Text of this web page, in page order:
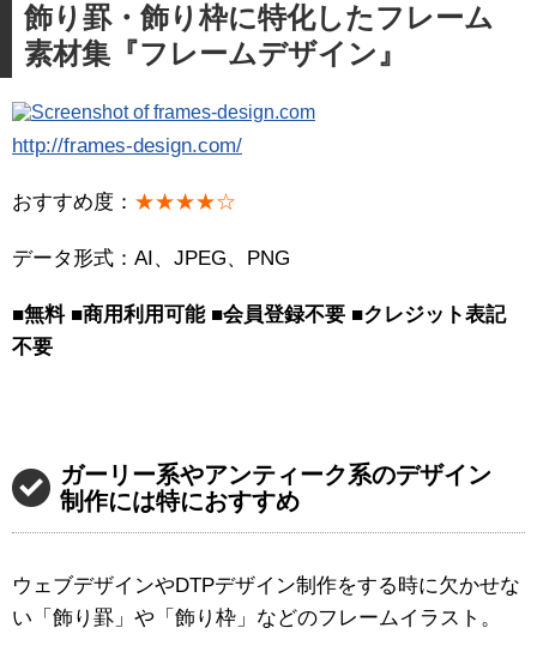
飾り罫・飾り枠に特化したフレーム
素材集『フレームデザイン』
http://frames-design.com/
おすすめ度： ★★★★☆
データ形式：AI、JPEG、PNG
■無料 ■商用利用可能 ■会員登録不要 ■クレジット表記
不要
ガーリー系やアンティーク系のデザイン
制作には特におすすめ
ウェブデザインやDTPデザイン制作をする時に欠かせな
い「飾り罫」や「飾り枠」などのフレームイラスト。